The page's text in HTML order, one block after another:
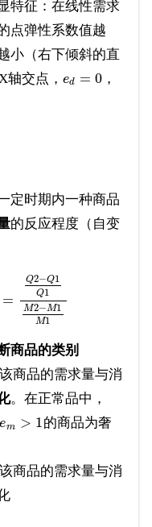
特征：在线性需求
点弹性系数值越
小（右下倾斜的直
轴交点，ed = 0 ，
定时期内一种商品
的反应程度（自变
=
Q2−Q1
Q1
M2−M1
M1
商品的类别
该商品的需求量与消
。在正常品中，
em > 1的商品为奢
该商品的需求量与消